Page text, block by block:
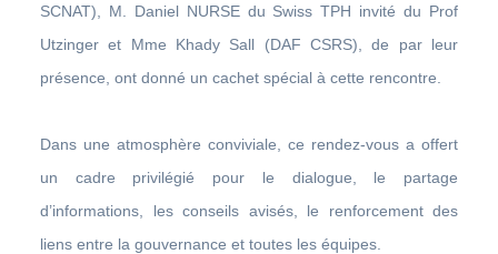
SCNAT), M. Daniel NURSE du Swiss TPH invité du Prof
Utzinger et Mme Khady Sall (DAF CSRS), de par leur
présence, ont donné un cachet spécial à cette rencontre.
Dans une atmosphère conviviale, ce rendez-vous a offert
un cadre privilégié pour le dialogue, le partage
d’informations, les conseils avisés, le renforcement des
liens entre la gouvernance et toutes les équipes.